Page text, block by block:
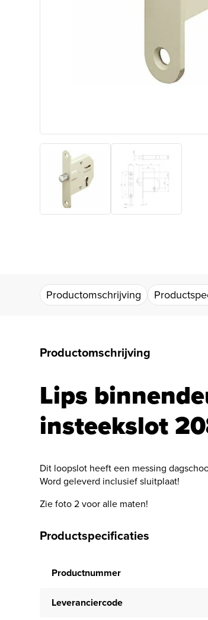
Productomschrijving
Productomschrijving
Lips
insteekslot
Dit loopslot heeft een messing
Word geleverd inclusief sluitplaat!
Zie foto 2 voor alle maten!
Productspecificaties
Productnummer
Leveranciercode